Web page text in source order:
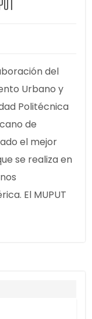
del
Urbano y
Politécnica
de
el mejor
se realiza en
El MUPUT